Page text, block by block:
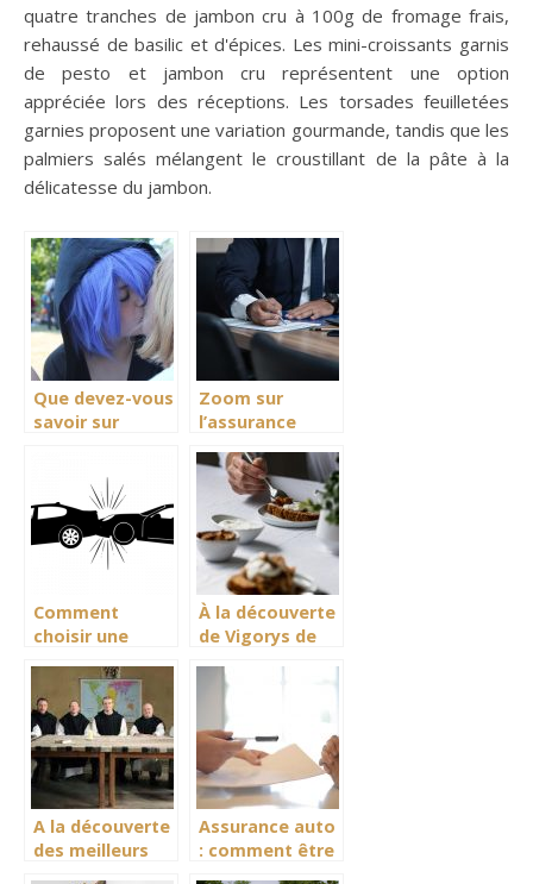
quatre tranches de jambon cru à 100g de fromage frais,
rehaussé de basilic et d'épices. Les mini-croissants garnis
de pesto et jambon cru représentent une option
appréciée lors des réceptions. Les torsades feuilletées
garnies proposent une variation gourmande, tandis que les
palmiers salés mélangent le croustillant de la pâte à la
délicatesse du jambon.
Que devez-vous
savoir sur
Zoom sur
l’assurance
véhicule neuf
Comment
choisir une
jeune
conducteur ?
À la découverte
de Vigorys de
A la découverte
des meilleurs
Assurance auto
: comment être